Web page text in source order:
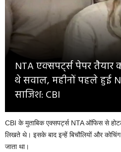
Opinion
Health & Lifestyle
Photo Gallery
Home
NTA एक्सपर्ट्स पेपर
थे सवाल, महीनों पहले हुई
साजिश: CBI
CBI के मुताबिक एक्सपर्ट्स NTA ऑफिस से
लिखते थे। इसके बाद इन्हें बिचौलियों और
जाता था।